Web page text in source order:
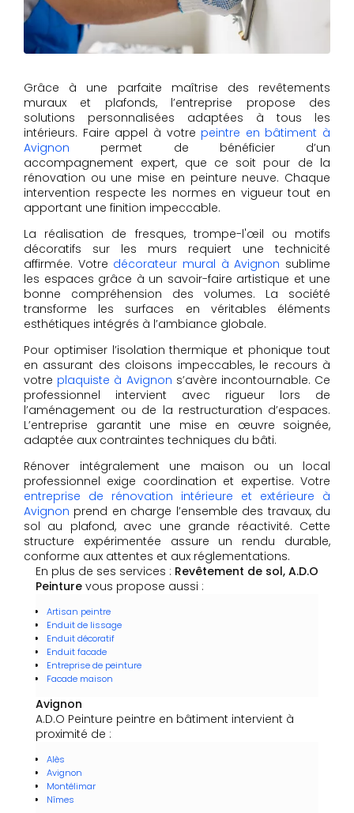
Grâce à une parfaite maîtrise des revêtements
muraux et plafonds, l’entreprise propose des
solutions personnalisées adaptées à tous les
intérieurs. Faire appel à votre peintre en bâtiment à
Avignon permet de bénéficier d’un
accompagnement expert, que ce soit pour de la
rénovation ou une mise en peinture neuve. Chaque
intervention respecte les normes en vigueur tout en
apportant une finition impeccable.
La réalisation de fresques, trompe-l'œil ou motifs
décoratifs sur les murs requiert une technicité
affirmée. Votre décorateur mural à Avignon sublime
les espaces grâce à un savoir-faire artistique et une
bonne compréhension des volumes. La société
transforme les surfaces en véritables éléments
esthétiques intégrés à l’ambiance globale.
Pour optimiser l’isolation thermique et phonique tout
en assurant des cloisons impeccables, le recours à
votre plaquiste à Avignon s’avère incontournable. Ce
professionnel intervient avec rigueur lors de
l’aménagement ou de la restructuration d’espaces.
L’entreprise garantit une mise en œuvre soignée,
adaptée aux contraintes techniques du bâti.
Rénover intégralement une maison ou un local
professionnel exige coordination et expertise. Votre
entreprise de rénovation intérieure et extérieure à
Avignon prend en charge l’ensemble des travaux, du
sol au plafond, avec une grande réactivité. Cette
structure expérimentée assure un rendu durable,
conforme aux attentes et aux réglementations.
En plus de ses services : Revêtement de sol, A.D.O
Peinture vous propose aussi :
Artisan peintre
Enduit de lissage
Enduit décoratif
Enduit facade
Entreprise de peinture
Facade maison
Avignon
A.D.O Peinture peintre en bâtiment intervient à
proximité de :
Alès
Avignon
Montélimar
Nîmes